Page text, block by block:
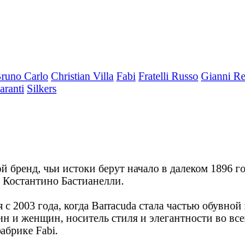
Carlo Christian Villa Fabi Fratelli Russo Gianni
Silkers
бренд, чьи истоки берут начало в далеком
Бастианелли.
2003 года, когда Barracuda стала частью
и женщин, носитель стиля и элегантности во
Fabi.